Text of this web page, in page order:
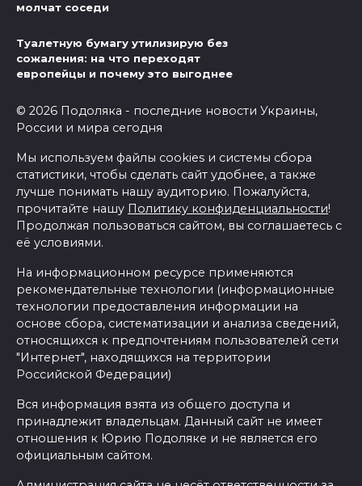
молчат соседи
Туалетную бумагу утилизирую без
сожаления: на что переходят
европейцы и почему это выгоднее
© 2026 Подоляка - последние новости Украины,
России и мира сегодня
Мы используем файлы cookies и системы сбора
статистики, чтобы сделать сайт удобнее, а также
лучше понимать нашу аудиторию. Пожалуйста,
прочитайте нашу Политику конфиденциальности!
Продолжая пользоваться сайтом, вы соглашаетесь с
её условиями.
На информационном ресурсе применяются
рекомендательные технологии (информационные
технологии предоставления информации на
основе сбора, систематизации и анализа сведений,
относящихся к предпочтениям пользователей сети
"Интернет", находящихся на территории
Российской Федерации)
Вся информация взята из общего доступа и
принадлежит владельцам. Данный сайт не имеет
отношения к Юрию Подоляке и не является его
официальным сайтом.